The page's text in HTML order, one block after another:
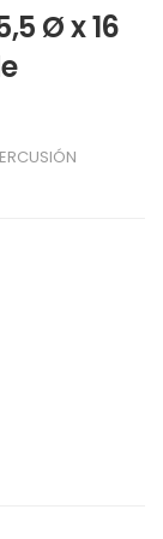
Ø x 16